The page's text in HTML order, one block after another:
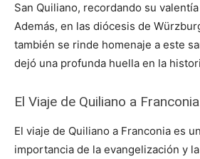
San Quiliano, recordando su
Además, en las diócesis de
también se rinde homenaje a este
dejó una profunda huella en la
El Viaje de Quiliano a Franconia
El viaje de Quiliano a Franconia es
importancia de la evangelización y